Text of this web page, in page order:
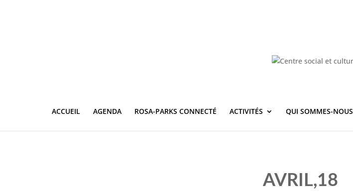
ACCUEIL AGENDA ROSA-PARKS CONNECTÉ ACTIVITÉS QUI SOMMES-NOUS
AVRIL,18